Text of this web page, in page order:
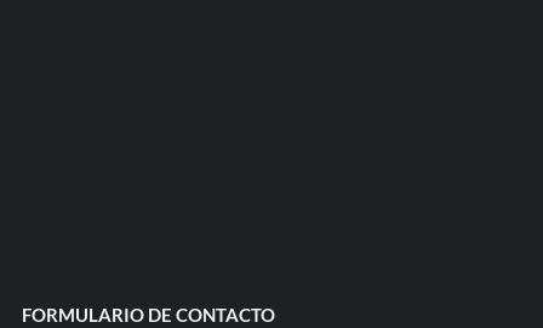
FORMULARIO DE CONTACTO